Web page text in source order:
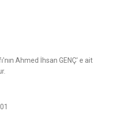
Ahmed İhsan GENÇ' e ait